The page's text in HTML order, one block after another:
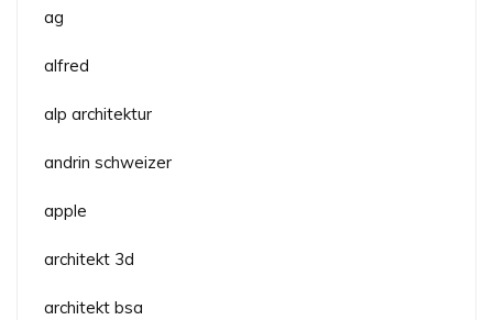
ag
alfred
alp architektur
andrin schweizer
apple
architekt 3d
architekt bsa